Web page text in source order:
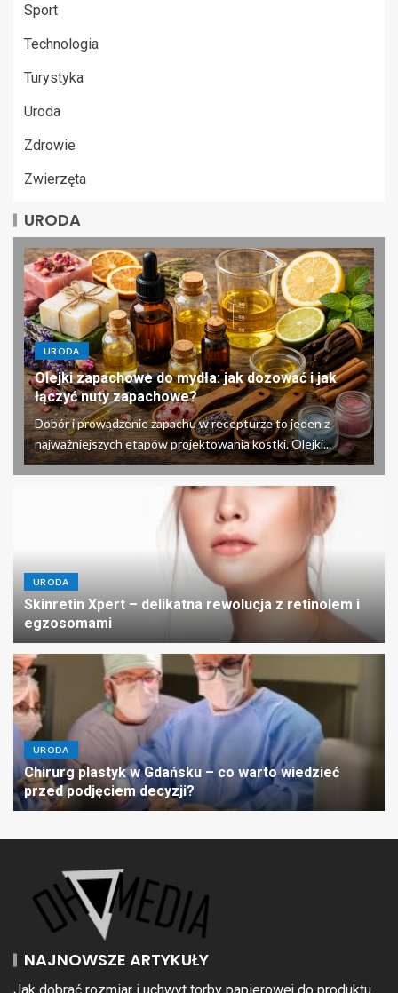
Sport
Technologia
Turystyka
Uroda
Zdrowie
Zwierzęta
URODA
URODA
Olejki zapachowe do mydła: jak dozować i jak
łączyć nuty zapachowe?
Dobór i prowadzenie zapachu w recepturze to jeden z
najważniejszych etapów projektowania kostki. Olejki...
URODA
Skinretin Xpert – delikatna rewolucja z retinolem i
egzosomami
URODA
Chirurg plastyk w Gdańsku – co warto wiedzieć
przed podjęciem decyzji?
NAJNOWSZE ARTYKUŁY